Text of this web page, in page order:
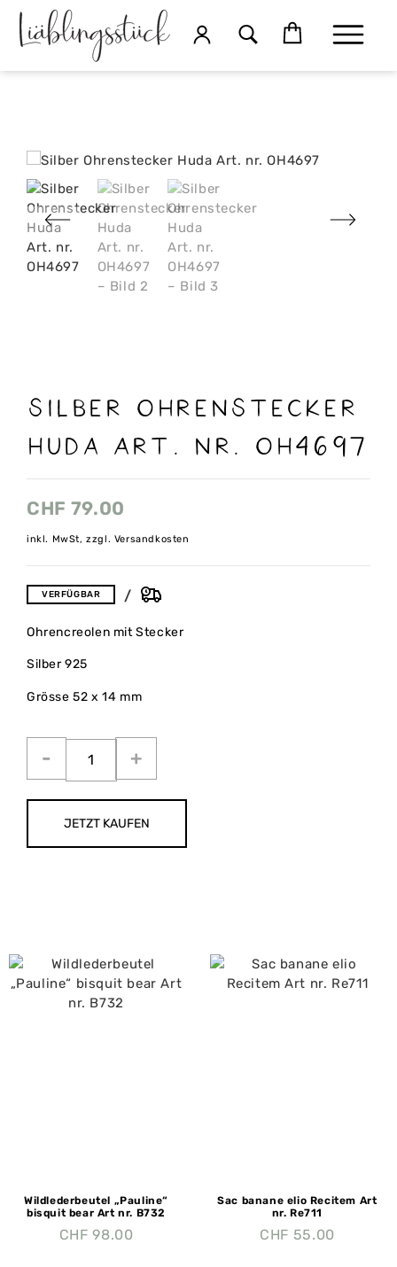
Silber Ohrenstecker
Huda Art. nr. OH4697
CHF 79.00
inkl. MwSt, zzgl. Versandkosten
VERFÜGBAR
Ohrencreolen mit Stecker
Silber 925
Grösse 52 x 14 mm
JETZT KAUFEN
Wildlederbeutel „Pauline“
bisquit bear Art nr. B732
CHF 98.00
Sac banane elio Recitem Art
nr. Re711
CHF 55.00